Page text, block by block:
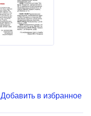
Добавить в избранное